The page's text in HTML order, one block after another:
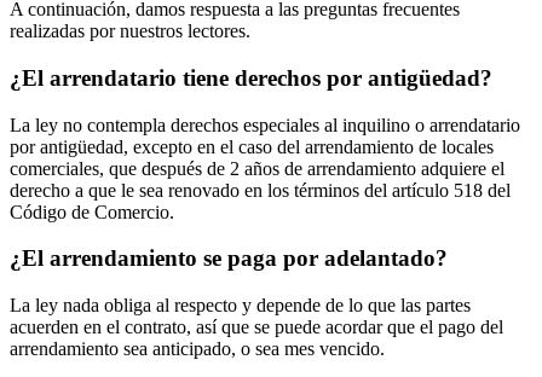
A continuación, damos respuesta a las preguntas frecuentes
realizadas por nuestros lectores.
¿El arrendatario tiene derechos por antigüedad?
La ley no contempla derechos especiales al inquilino o arrendatario
por antigüedad, excepto en el caso del arrendamiento de locales
comerciales, que después de 2 años de arrendamiento adquiere el
derecho a que le sea renovado en los términos del artículo 518 del
Código de Comercio.
¿El arrendamiento se paga por adelantado?
La ley nada obliga al respecto y depende de lo que las partes
acuerden en el contrato, así que se puede acordar que el pago del
arrendamiento sea anticipado, o sea mes vencido.